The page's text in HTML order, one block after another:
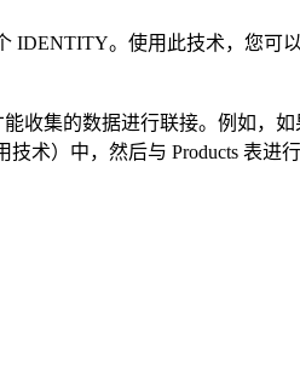
IDENTITY。使用此技术，您可
收集的数据进行联接。例如，
术）中，然后与 Products 表进